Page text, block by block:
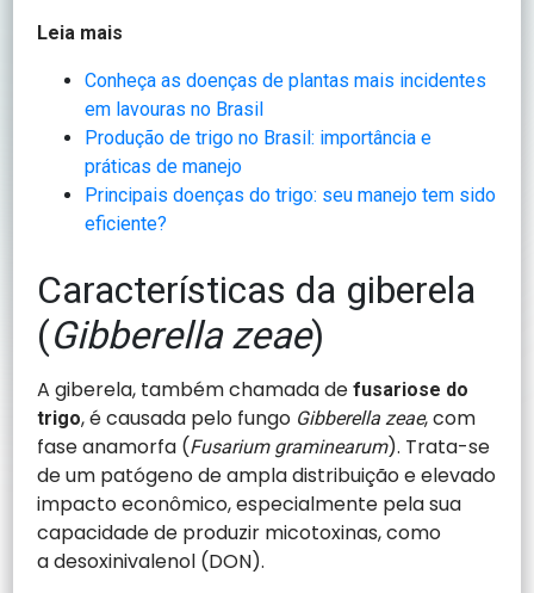
Leia mais
Conheça as doenças de plantas mais incidentes
em lavouras no Brasil
Produção de trigo no Brasil: importância e
práticas de manejo
Principais doenças do trigo: seu manejo tem sido
eficiente?
Características da giberela
(Gibberella zeae)
A giberela, também chamada defusariose do
trigo, é causada pelo fungo Gibberella zeae, com
fase anamorfa (Fusarium graminearum). Trata-se
de um patógeno de ampla distribuição e elevado
impacto econômico, especialmente pela sua
capacidade de produzir micotoxinas, como
a desoxinivalenol (DON).